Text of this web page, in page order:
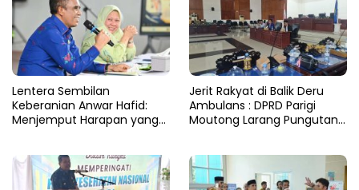
Lentera Sembilan
Keberanian Anwar Hafid:
Menjemput Harapan yang
Jerit Rakyat di Balik Deru
Ambulans : DPRD Parigi
Moutong Larang Pungutan